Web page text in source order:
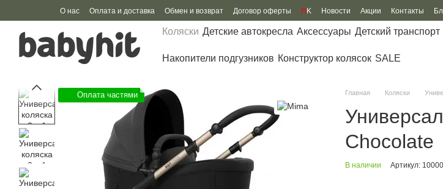
Перейти к основному контенту
О нас Оплата и доставка Обмен и возврат Договор оферты R K Новости Акции Контакты
Коляски Детские автокресла Аксессуары Детский транспорт
Накопители подгузников Конструктор колясок SALE
Оплата частями Главная Коляски
Chocolate
В наличии Артикул: